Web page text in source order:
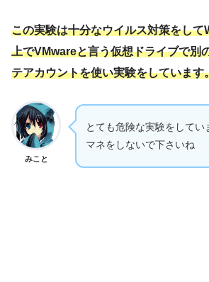
この実験は十分なウイルス対策をし
上でVMwareと言う仮想ドライブで別
テアカウントを使い実験をしています
みこと
とても危険な実験をしてい
マネをしないで下さいね